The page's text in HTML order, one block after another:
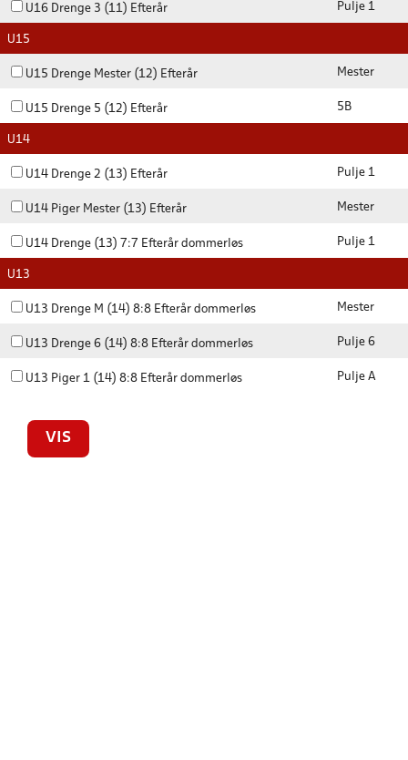
U16 Drenge 3 (11) Efterår Pulje 1
U15
U15 Drenge Mester (12) Efterår Mester
U15 Drenge 5 (12) Efterår 5B
U14
U14 Drenge 2 (13) Efterår Pulje 1
U14 Piger Mester (13) Efterår Mester
U14 Drenge (13) 7:7 Efterår dommerløs Pulje 1
U13
U13 Drenge M (14) 8:8 Efterår dommerløs Mester
U13 Drenge 6 (14) 8:8 Efterår dommerløs Pulje 6
U13 Piger 1 (14) 8:8 Efterår dommerløs Pulje A
VIS